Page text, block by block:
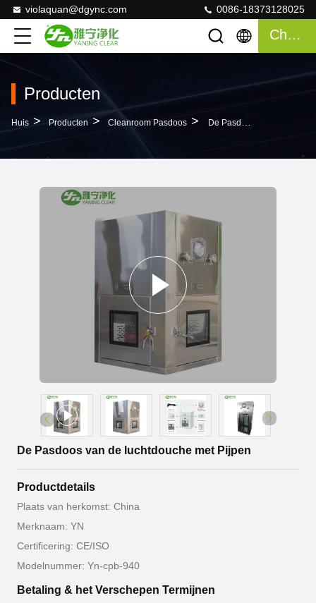
violaquan@dgync.com 0086-18373128025
Chatten
Producten
Huis > Producten > Cleanroom Pasdoos > De Pasdoos Van De Luchtdouche Met Pijpen
De Pasdoos van de luchtdouche met Pijpen
Productdetails
Plaats van herkomst: China
Merknaam: YN
Certificering: CE/ISO
Modelnummer: Yn-cpb-940
Betaling & het Verschepen Termijnen